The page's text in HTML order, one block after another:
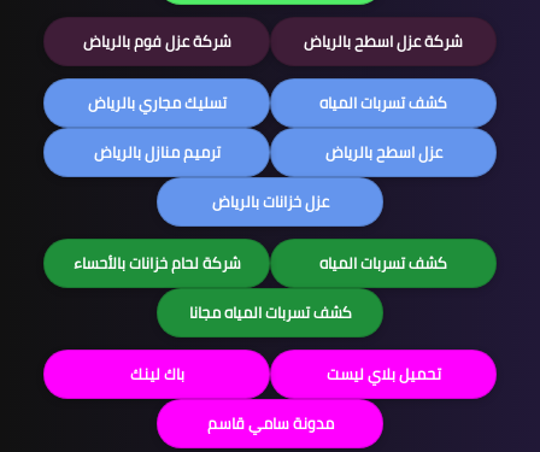
شركة عزل اسطح بالرياض شركة عزل فوم بالرياض
كشف تسربات المياه
تسليك مجاري بالرياض
عزل اسطح بالرياض
ترميم منازل بالرياض
عزل خزانات بالرياض
كشف تسربات المياه
شركة لحام خزانات بالأحساء
كشف تسربات المياه مجانا
تحميل بلاي ليست
باك لينك
مدونة سامي قاسم